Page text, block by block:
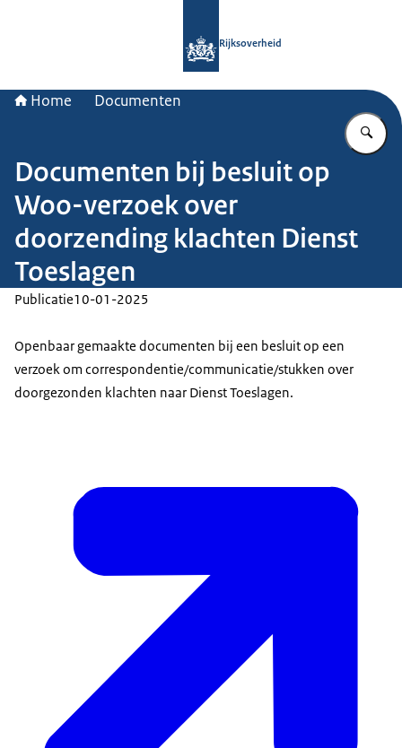
Rijksoverheid
Home Documenten
Documenten bij besluit op
Woo-verzoek over
doorzending klachten Dienst
Toeslagen
Publicatie10-01-2025
Openbaar gemaakte documenten bij een besluit op een
verzoek om correspondentie/communicatie/stukken over
doorgezonden klachten naar Dienst Toeslagen.